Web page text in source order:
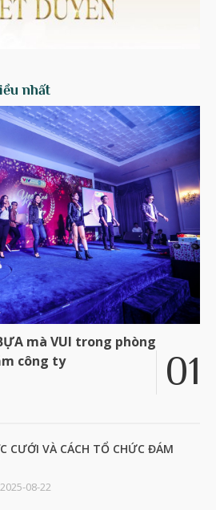
nhất
mà VUI trong phòng
công ty
CƯỚI VÀ CÁCH TỔ CHỨC ĐÁM
2025-08-22